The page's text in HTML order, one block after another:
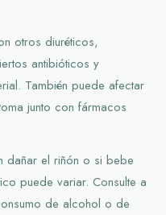
otros diuréticos,
antibióticos y
También puede afectar
junto con fármacos
dañar el riñón o si bebe
puede variar. Consulte a
de alcohol o de